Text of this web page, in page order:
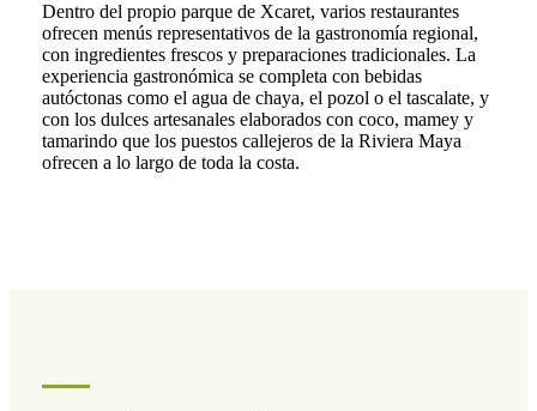
Dentro del propio parque de Xcaret, varios restaurantes
ofrecen menús representativos de la gastronomía regional,
con ingredientes frescos y preparaciones tradicionales. La
experiencia gastronómica se completa con bebidas
autóctonas como el agua de chaya, el pozol o el tascalate, y
con los dulces artesanales elaborados con coco, mamey y
tamarindo que los puestos callejeros de la Riviera Maya
ofrecen a lo largo de toda la costa.